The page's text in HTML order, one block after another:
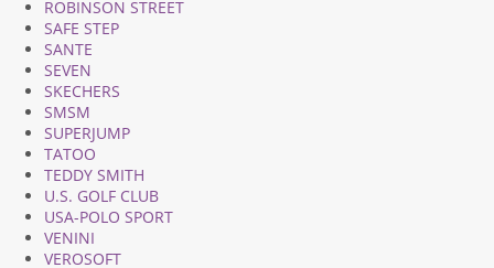
ROBINSON STREET
SAFE STEP
SANTE
SEVEN
SKECHERS
SMSM
SUPERJUMP
TATOO
TEDDY SMITH
U.S. GOLF CLUB
USA-POLO SPORT
VENINI
VEROSOFT